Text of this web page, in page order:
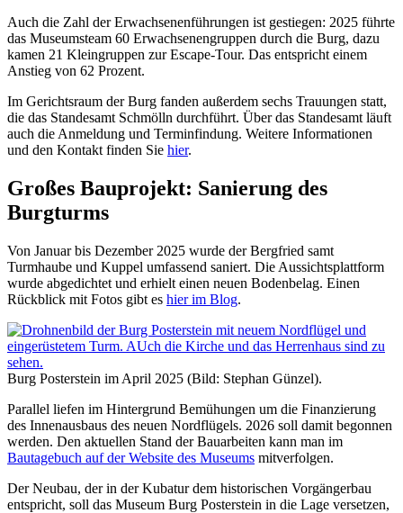
Auch die Zahl der Erwachsenenführungen ist gestiegen: 2025 führte
das Museumsteam 60 Erwachsenengruppen durch die Burg, dazu
kamen 21 Kleingruppen zur Escape-Tour. Das entspricht einem
Anstieg von 62 Prozent.
Im Gerichtsraum der Burg fanden außerdem sechs Trauungen statt,
die das Standesamt Schmölln durchführt. Über das Standesamt läuft
auch die Anmeldung und Terminfindung. Weitere Informationen
und den Kontakt finden Sie hier.
Großes Bauprojekt: Sanierung des
Burgturms
Von Januar bis Dezember 2025 wurde der Bergfried samt
Turmhaube und Kuppel umfassend saniert. Die Aussichtsplattform
wurde abgedichtet und erhielt einen neuen Bodenbelag. Einen
Rückblick mit Fotos gibt es hier im Blog.
Burg Posterstein im April 2025 (Bild: Stephan Günzel).
Parallel liefen im Hintergrund Bemühungen um die Finanzierung
des Innenausbaus des neuen Nordflügels. 2026 soll damit begonnen
werden. Den aktuellen Stand der Bauarbeiten kann man im
Bautagebuch auf der Website des Museums mitverfolgen.
Der Neubau, der in der Kubatur dem historischen Vorgängerbau
entspricht, soll das Museum Burg Posterstein in die Lage versetzen,